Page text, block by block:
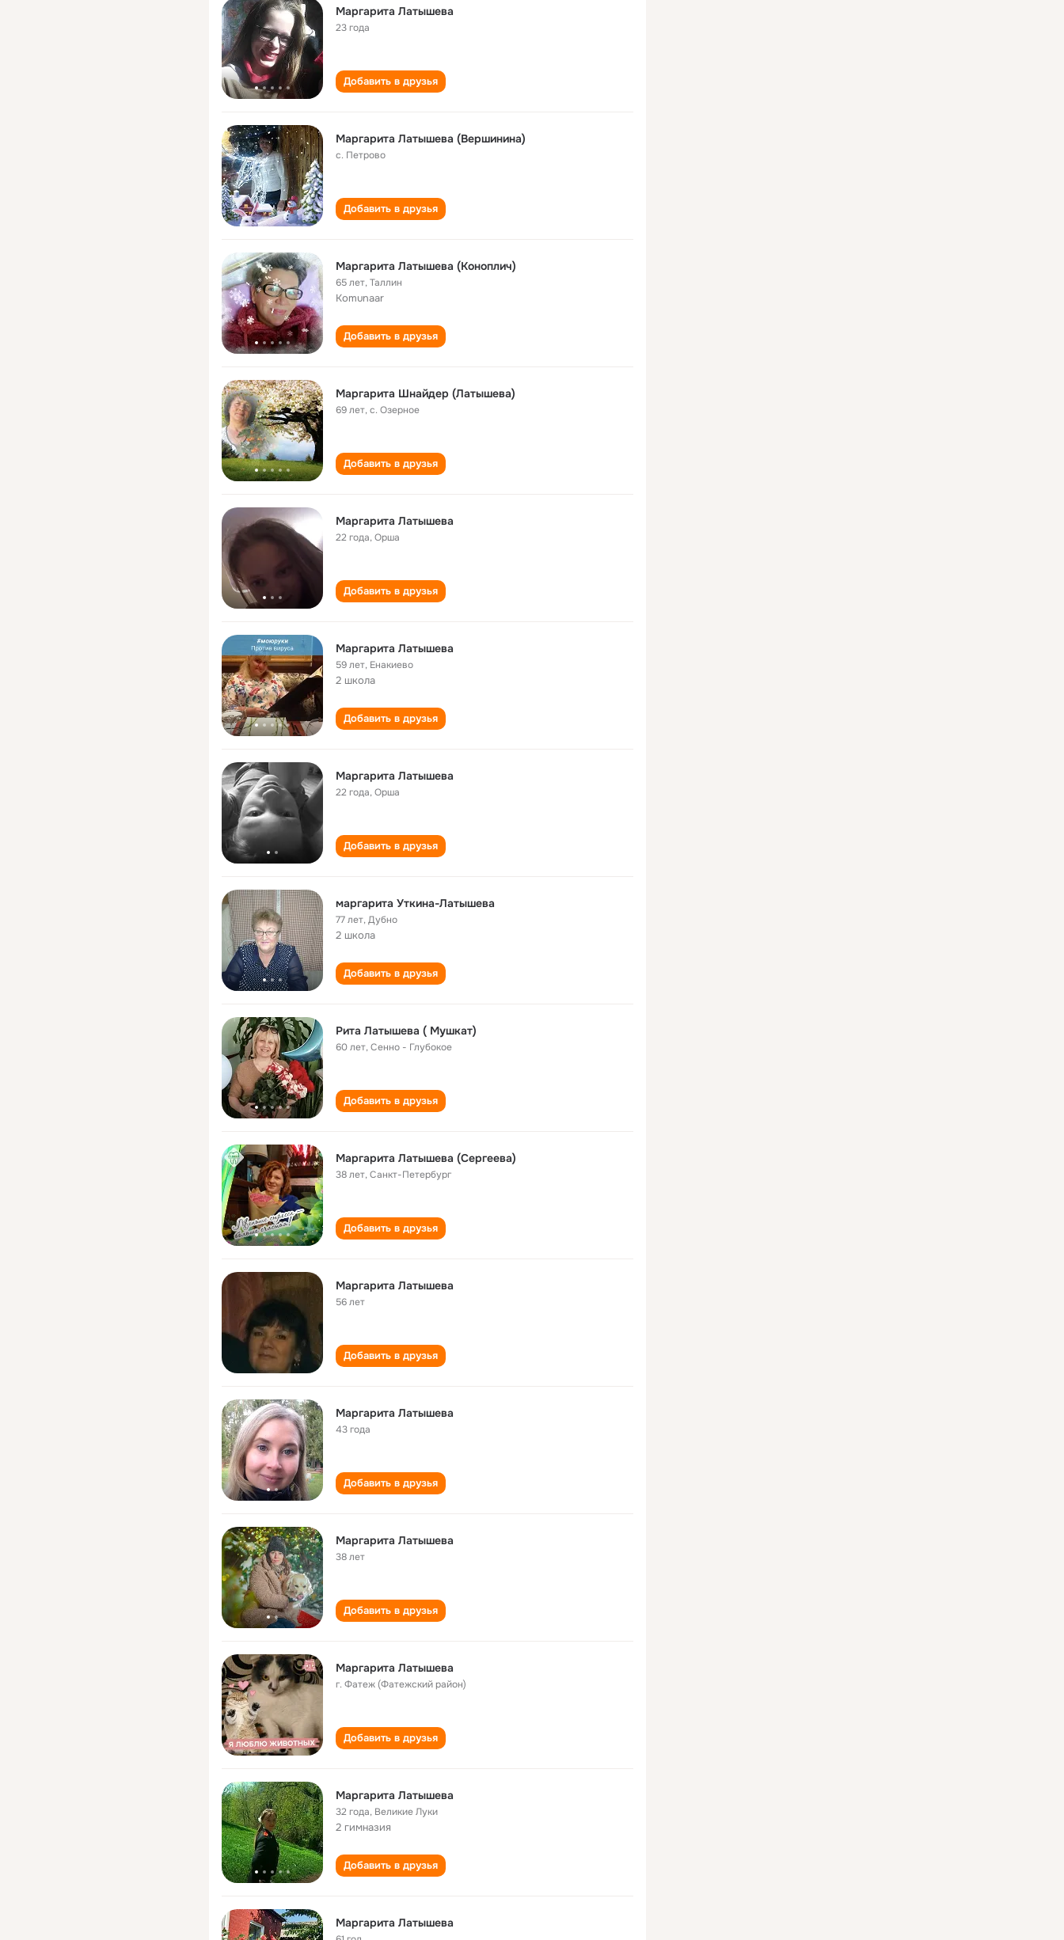
Маргарита Латышева
23 года
Добавить в друзья
Маргарита Латышева (Вершинина)
с. Петрово
Добавить в друзья
Маргарита Латышева (Коноплич)
65 лет,Таллин
Komunaar
Добавить в друзья
Маргарита Шнайдер (Латышева)
69 лет,с. Озерное
Добавить в друзья
Маргарита Латышева
22 года,Орша
Добавить в друзья
Маргарита Латышева
59 лет, Енакиево
2 школа
Добавить в друзья
Маргарита Латышева
22 года,Орша
Добавить в друзья
маргарита Уткина-Латышева
77 лет,Дубно
2 школа
Добавить в друзья
Рита Латышева ( Мушкат)
60 лет,Сенно - Глубокое
Добавить в друзья
Маргарита Латышева (Сергеева)
38 лет,Санкт-Петербург
Добавить в друзья
Маргарита Латышева
56 лет
Добавить в друзья
Маргарита Латышева
43 года
Добавить в друзья
Маргарита Латышева
38 лет
Добавить в друзья
Маргарита Латышева
г. Фатеж (Фатежский район)
Добавить в друзья
Маргарита Латышева
32 года, Великие Луки
2 гимназия
Добавить в друзья
Маргарита Латышева